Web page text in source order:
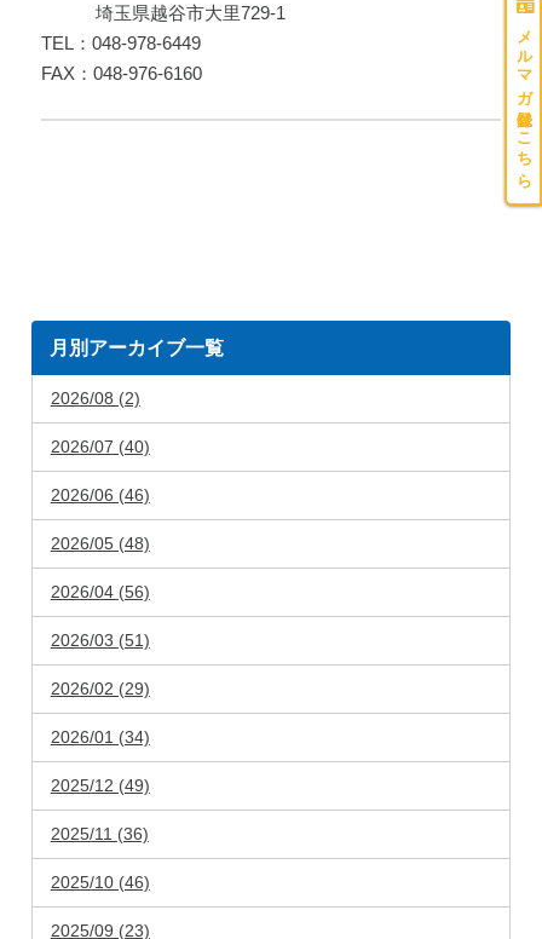
埼玉県越谷市大里729-1
TEL：048-978-6449
FAX：048-976-6160
月別アーカイブ一覧
2026/08 (2)
2026/07 (40)
2026/06 (46)
2026/05 (48)
2026/04 (56)
2026/03 (51)
2026/02 (29)
2026/01 (34)
2025/12 (49)
2025/11 (36)
2025/10 (46)
2025/09 (23)
メルマガ登録はこちら